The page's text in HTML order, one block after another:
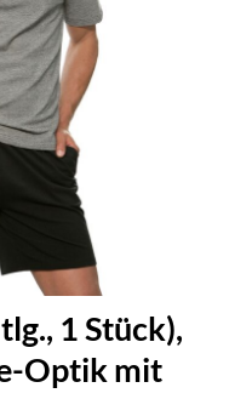
1 Stück),
Optik mit